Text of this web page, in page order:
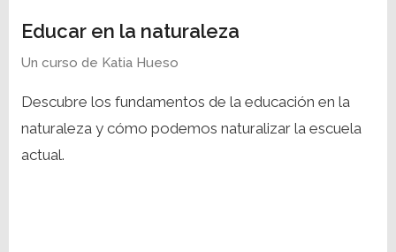
Educar en la naturaleza
Un curso de Katia Hueso
Descubre los fundamentos de la educación en la
naturaleza y cómo podemos naturalizar la escuela
actual.